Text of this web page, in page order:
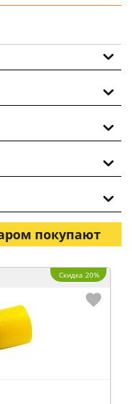
покупают
Скидка 20%